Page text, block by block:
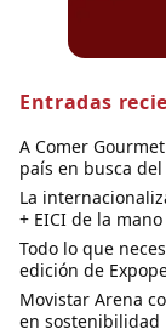
Entradas
A Comer
país en busca
La
+ EICI de la
Todo lo que
edición de
Movistar Arena
en sostenibilidad